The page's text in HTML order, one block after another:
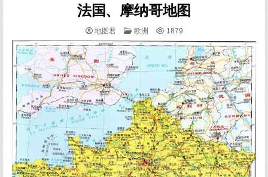
法国、摩纳哥地图
地图君
POSTED
欧洲 1879